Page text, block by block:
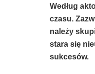
Według
czasu.
należy
stara się
sukcesów.